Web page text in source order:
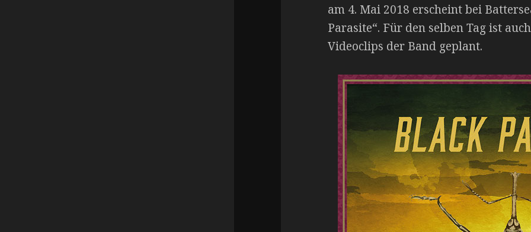
am 4. Mai 2018 erscheint bei
Parasite“. Für den selben Tag ist
Videoclips der Band geplant.